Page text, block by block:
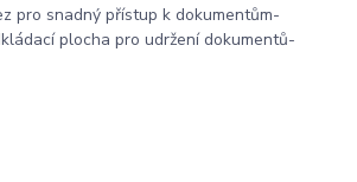
pro snadný přístup k dokumentům-
plocha pro udržení dokumentů-